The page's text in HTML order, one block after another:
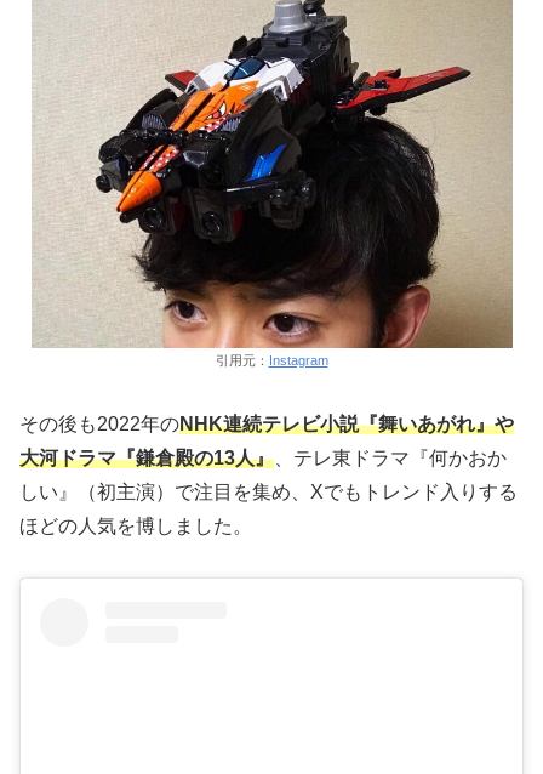
引用元： Instagram
その後も2022年のNHK連続テレビ小説『舞いあがれ』や
大河ドラマ『鎌倉殿の13人』 、テレ東ドラマ『何かおか
しい』（初主演）で注目を集め、Xでもトレンド入りする
ほどの人気を博しました。